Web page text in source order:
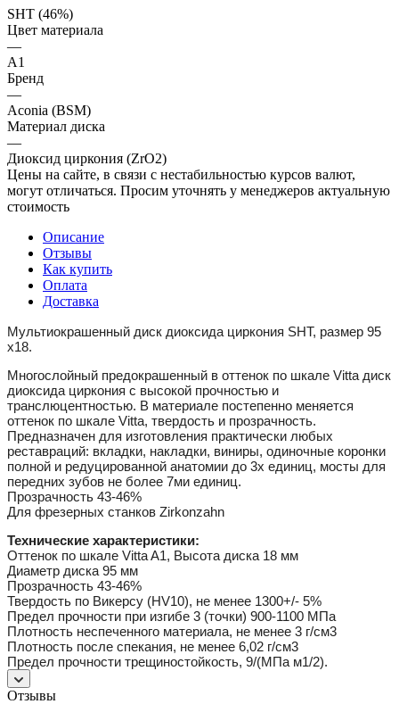
SHT (46%)
Цвет материала
—
A1
Бренд
—
Aconia (BSM)
Материал диска
—
Диоксид циркония (ZrO2)
Цены на сайте, в связи с нестабильностью курсов валют,
могут отличаться. Просим уточнять у менеджеров актуальную
стоимость
Описание
Отзывы
Как купить
Оплата
Доставка
Мультиокрашенный диск диоксида циркония SHT, размер 95
x18.
Многослойный предокрашенный в оттенок по шкале Vitta диск
диоксида циркония с высокой прочностью и
транслюцентностью. В материале постепенно меняется
оттенок по шкале Vitta, твердость и прозрачность.
Предназначен для изготовления практически любых
реставраций: вкладки, накладки, виниры, одиночные коронки
полной и редуцированной анатомии до 3х единиц, мосты для
передних зубов не более 7ми единиц.
Прозрачность 43-46%
Для фрезерных станков Zirkonzahn
Технические характеристики:
Оттенок по шкале Vitta A1, Высота диска 18 мм
Диаметр диска 95 мм
Прозрачность 43-46%
Твердость по Викерсу (HV10), не менее 1300+/- 5%
Предел прочности при изгибе 3 (точки) 900-1100 МПа
Плотность неспеченного материала, не менее 3 г/см3
Плотность после спекания, не менее 6,02 г/см3
Предел прочности трещиностойкость, 9/(МПа м1/2).
Отзывы